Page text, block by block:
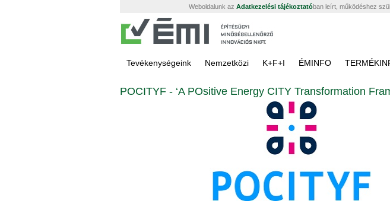
Weboldalunk az Adatkezelési tájékoztatóban leírt, működéshez
Tevékenységeink Nemzetközi K+F+I ÉMINFO
POCITYF - ‘A POsitive Energy CITY Transformation